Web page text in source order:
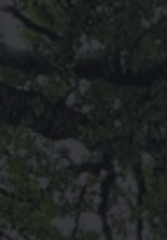
AMOU
et vacances scolaires !